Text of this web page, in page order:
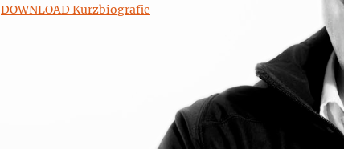
DOWNLOAD Kurzbiografie